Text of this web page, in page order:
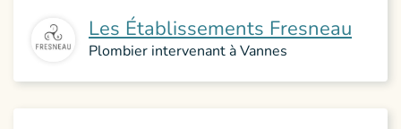
Les Établissements Fresneau
Plombier intervenant à Vannes